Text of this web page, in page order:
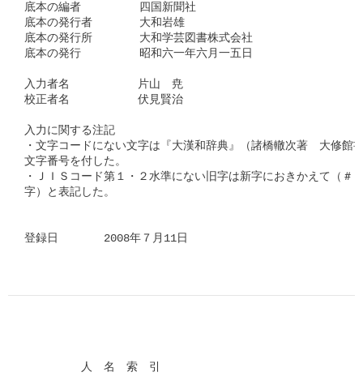
底本の編者　　　  　四国新聞社
底本の発行者　　　  大和岩雄
底本の発行所　　　  大和学芸図書株式会社
底本の発行　　　　  昭和六一年六月一五日
入力者名　　　　　　片山　尭
校正者名　　　　　　伏見賢治
入力に関する注記
・文字コードにない文字は『大漢和辞典』（諸橋轍次著　大修館
文字番号を付した。
・ＪＩＳコード第１・２水準にない旧字は新字におきかえて（＃
字）と表記した。
登録日　　　　2008年７月11日
人　名　索　引